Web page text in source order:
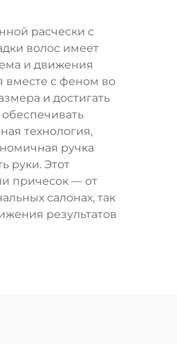
расчески с
волос имеет
и движения
вместе с феном во
и достигать
технология,
ручка
руки. Этот
причесок — от
салонах, так
результатов